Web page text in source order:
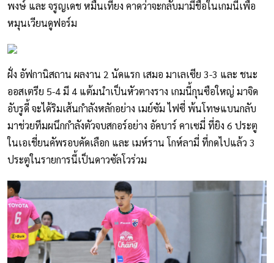
พงษ์ และ จรูญเดช หมื่นเที่ยง คาดว่าจะกลับมามีชื่อในเกมนี้เพื่อ
หมุนเวียนดูฟอร์ม
ฝั่ง อัฟกานิสถาน ผลงาน 2 นัดแรก เสมอ มาเลเซีย 3-3 และ ชนะ
ออสเตรีย 5-4 มี 4 แต้มนำเป็นหัวตางราง เกมนี้กุนซือใหญ่ มาจิด
อับรูดี้ จะได้ริมเส้นกำลังหลักอย่าง เมย์ซัม ไฟซี่ พ้นโทษแบนกลับ
มาช่วยทีมผนึกกำลังตัวจบสกอร์อย่าง อัคบาร์ คาเซมี่ ที่ยิง 6 ประตู
ในเอเชี่ยนคัพรอบคัดเลือก และ เมห์ราน โกห์ลามี่ ที่กดไปแล้ว 3
ประตูในรายการนี้เป็นดาวซัลโวร่วม